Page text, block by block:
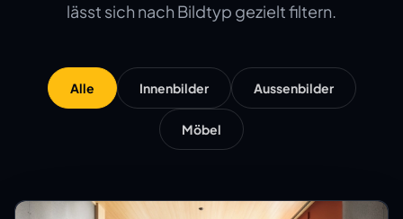
lässt sich nach Bildtyp gezielt filtern.
Alle Innenbilder Aussenbilder
Möbel